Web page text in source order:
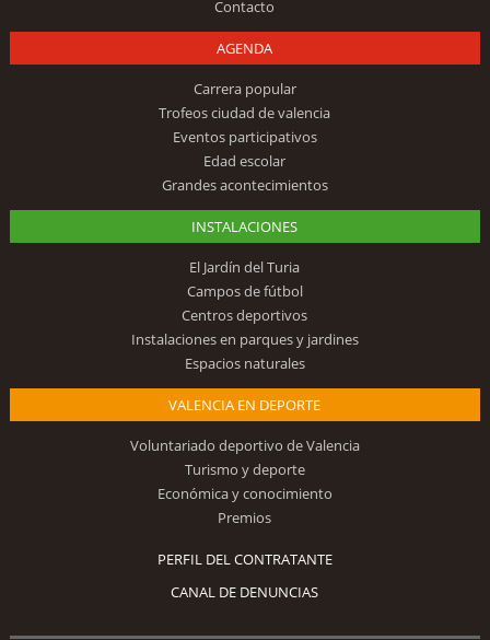
Contacto
AGENDA
Carrera popular
Trofeos ciudad de valencia
Eventos participativos
Edad escolar
Grandes acontecimientos
INSTALACIONES
El Jardín del Turia
Campos de fútbol
Centros deportivos
Instalaciones en parques y jardines
Espacios naturales
VALENCIA EN DEPORTE
Voluntariado deportivo de Valencia
Turismo y deporte
Económica y conocimiento
Premios
PERFIL DEL CONTRATANTE
CANAL DE DENUNCIAS